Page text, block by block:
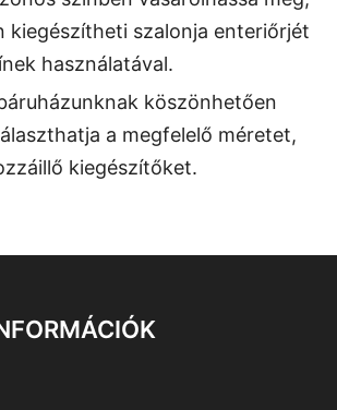
kiegészítheti szalonja enteriőrjét
használatával.
köszönhetően
a megfelelő méretet,
kiegészítőket.